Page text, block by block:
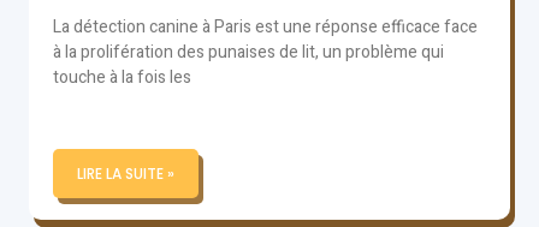
La détection canine à Paris est une réponse efficace face
à la prolifération des punaises de lit, un problème qui
touche à la fois les
LIRE LA SUITE »